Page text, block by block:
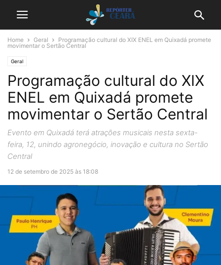
Home Geral
Programação cultural do XIX ENEL em Quixadá promete
movimentar o Sertão Central
Geral
Programação cultural do XIX
ENEL em Quixadá promete
movimentar o Sertão Central
Evento em Quixadá terá atrações musicais nesta sexta-
feira, 12, unindo agronegócio, inovação e cultura no Sertão
Central
12 de setembro de 2025 às 18:08